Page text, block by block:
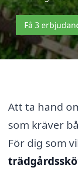
Få 3
Att ta hand
som kräver
För dig som